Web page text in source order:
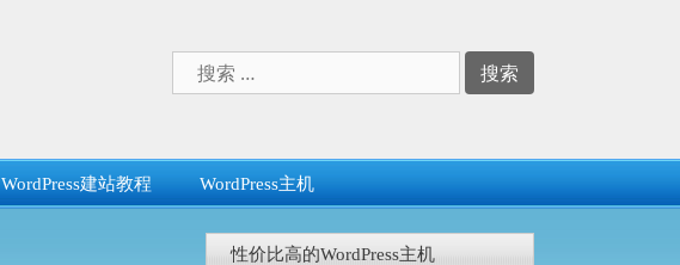
索：
WordPress建站教程 WordPress主机
性价比高的WordPress主机